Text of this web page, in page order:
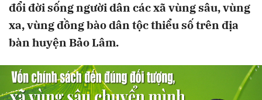
đổi đời sống người dân các xã vùng sâu, vùng
xa, vùng đồng bào dân tộc thiểu số trên địa
bàn huyện Bảo Lâm.
Hủy